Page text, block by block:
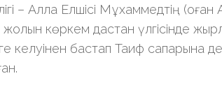
– Алла Елшісі Мұхаммедтің (оған
көркем дастан үлгісінде
келуінен бастап Таиф сапарына